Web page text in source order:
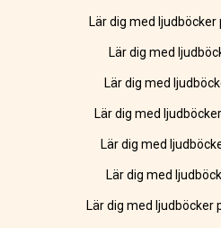
Lär dig med
Lär dig med
Lär dig med
Lär dig med
Lär dig med
Lär dig med
Lär dig med ljudböcker